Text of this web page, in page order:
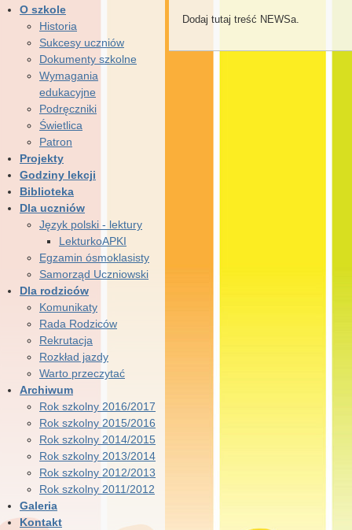
O szkole
Historia
Sukcesy uczniów
Dokumenty szkolne
Wymagania
edukacyjne
Podręczniki
Świetlica
Patron
Projekty
Godziny lekcji
Biblioteka
Dla uczniów
Język polski - lektury
LekturkoAPKI
Egzamin ósmoklasisty
Samorząd Uczniowski
Dla rodziców
Komunikaty
Rada Rodziców
Rekrutacja
Rozkład jazdy
Warto przeczytać
Archiwum
Rok szkolny 2016/2017
Rok szkolny 2015/2016
Rok szkolny 2014/2015
Rok szkolny 2013/2014
Rok szkolny 2012/2013
Rok szkolny 2011/2012
Galeria
Kontakt
Dodaj tutaj treść NEWSa.